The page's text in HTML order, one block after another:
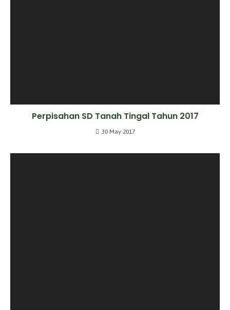
Perpisahan SD Tanah Tingal Tahun 2017
30 May 2017